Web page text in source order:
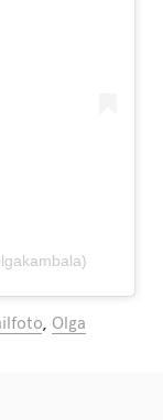
, Olga